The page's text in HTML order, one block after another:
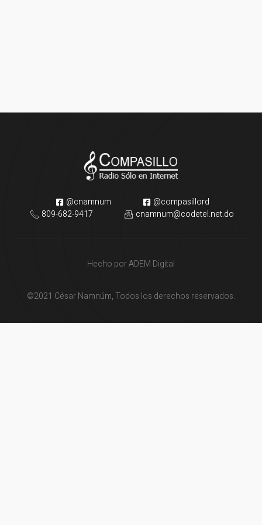
@cnamnum
@compasillord
809-682-9417
cnamnum@codetel.net.do
©2021 César Namnúm, Todos los derechos reservados.
Hecho por ADEM Digital